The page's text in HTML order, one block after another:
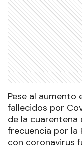
Pese al
fallecidos por
de la
frecuencia por la
con coronavirus